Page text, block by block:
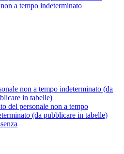
a tempo indeterminato
non a tempo indeterminato (da
in tabelle)
del personale non a tempo
(da pubblicare in tabelle)